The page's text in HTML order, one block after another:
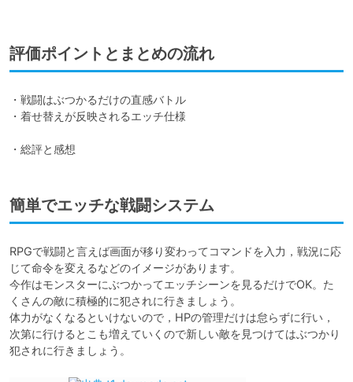
評価ポイントとまとめの流れ
・戦闘はぶつかるだけの直感バトル
・着せ替えが反映されるエッチ仕様
・総評と感想
簡単でエッチな戦闘システム
RPGで戦闘と言えば画面が移り変わってコマンドを入力，戦況に応
じて命令を変えるなどのイメージがあります。
今作はモンスターにぶつかってエッチシーンを見るだけでOK。た
くさんの敵に積極的に犯されに行きましょう。
体力がなくなるといけないので，HPの管理だけは怠らずに行い，
次第に行けるとこも増えていくので新しい敵を見つけてはぶつかり
犯されに行きましょう。